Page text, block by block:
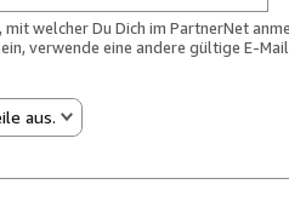
welcher Du Dich im PartnerNet
verwende eine andere gültige E-
aus.